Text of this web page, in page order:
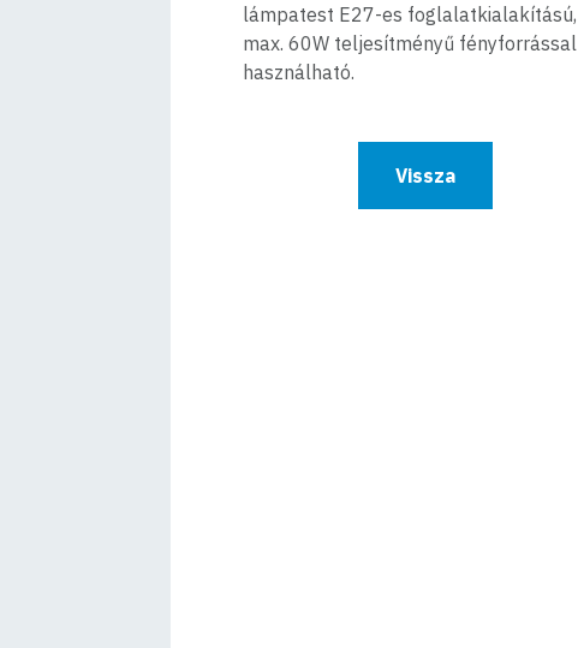
lámpatest E27-es foglalatkialakítású,
max. 60W teljesítményű fényforrással
használható.
Vissza